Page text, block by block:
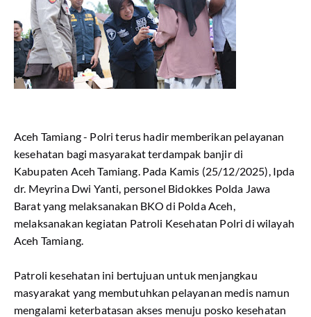
Aceh Tamiang - Polri terus hadir memberikan pelayanan
kesehatan bagi masyarakat terdampak banjir di
Kabupaten Aceh Tamiang. Pada Kamis (25/12/2025), Ipda
dr. Meyrina Dwi Yanti, personel Bidokkes Polda Jawa
Barat yang melaksanakan BKO di Polda Aceh,
melaksanakan kegiatan Patroli Kesehatan Polri di wilayah
Aceh Tamiang.
Patroli kesehatan ini bertujuan untuk menjangkau
masyarakat yang membutuhkan pelayanan medis namun
mengalami keterbatasan akses menuju posko kesehatan